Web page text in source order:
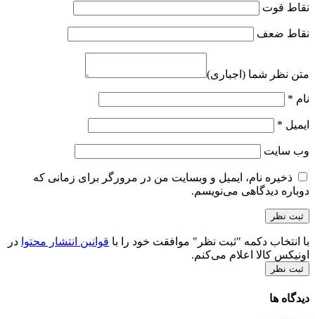
نقاط قوت
نقاط ضعف
متن نظر شما (اجباری)
نام *
ایمیل *
وب‌ سایت
ذخیره نام، ایمیل و وبسایت من در مرورگر برای زمانی که
دوباره دیدگاهی می‌نویسم.
با انتخاب دکمه "ثبت نظر" موافقت خود را با قوانین انتشار محتوا در
اونیکس کالا اعلام می‌کنم.
ثبت نظر
دیدگاه ها